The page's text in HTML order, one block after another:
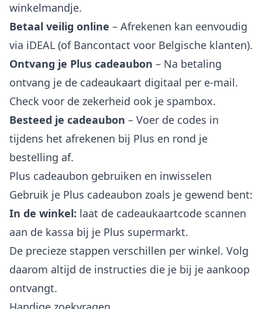
winkelmandje.
Betaal veilig online – Afrekenen kan eenvoudig
via iDEAL (of Bancontact voor Belgische klanten).
Ontvang je Plus cadeaubon – Na betaling
ontvang je de cadeaukaart digitaal per e-mail.
Check voor de zekerheid ook je spambox.
Besteed je cadeaubon – Voer de codes in
tijdens het afrekenen bij Plus en rond je
bestelling af.
Plus cadeaubon gebruiken en inwisselen
Gebruik je Plus cadeaubon zoals je gewend bent:
In de winkel: laat de cadeaukaartcode scannen
aan de kassa bij je Plus supermarkt.
De precieze stappen verschillen per winkel. Volg
daarom altijd de instructies die je bij je aankoop
ontvangt.